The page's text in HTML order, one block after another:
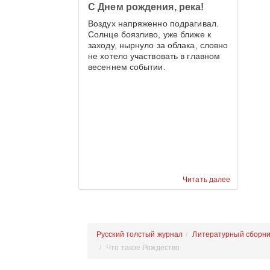
Читать далее
С Днем рождения, река!
Воздух напряженно подрагивал.
Солнце боязливо, уже ближе к
заходу, нырнуло за облака, словно
не хотело участвовать в главном
весеннем событии.
Русский толстый журнал
Литературный
Что такое Рождество